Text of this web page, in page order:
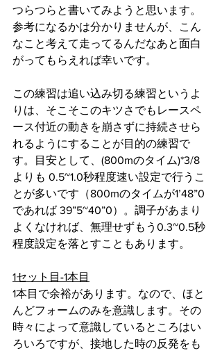
つらつらと書いてみようと思います。
参考になるかは分かりませんが、こん
なこと考えて走ってるんだなあと面白
がってもらえれば幸いです。
この練習は追い込み切る練習というよ
りは、そこそこのキツさでもレースペ
ース付近の動きを崩さずに持続させら
れるようにすることが目的の練習で
す。目安として、(800mのタイム)*3/8
よりも 0.5~1.0秒程度速い設定で行うこ
とが多いです（800mのタイムが1’48”0
であれば 39”5~40”0）。調子があまり
よくなければ、無理せずもう0.3~0.5秒
程度設定を落とすこともあります。
1セット目-1本目
1本目で余裕があります。なので、ほと
んどフォームのみを意識します。その
時々によって意識しているところはい
ろいろですが、接地した時の反発をも